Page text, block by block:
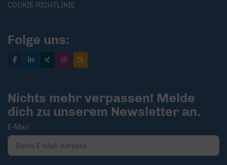
COOKIE-RICHTLINIE
Folge uns:
Nichts mehr verpassen! Melde
dich zu unserem Newsletter an.
E-Mail